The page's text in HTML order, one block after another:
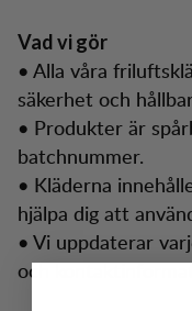
Vad vi gör
• Alla våra
säkerhet och
• Produkter är
batchnummer.
• Kläderna
hjälpa dig att
• Vi uppdaterar
och